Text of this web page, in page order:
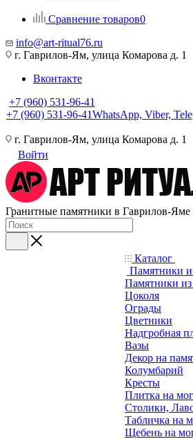
Сравнение товаров0
info@art-ritual76.ru
г. Гаврилов-Ям, улица Комарова д. 1
Вконтакте
+7 (960) 531-96-41
+7 (960) 531-96-41WhatsApp, Viber,
г. Гаврилов-Ям, улица Комарова д. 1
Войти
Гранитные памятники в Гаврилов-Яме
Каталог
Памятники
Памятники
Цоколя
Ограды
Цветники
Надгробная
Вазы
Декор на
Колумбарий
Кресты
Плитка на
Столики,
Табличка на
Щебень на